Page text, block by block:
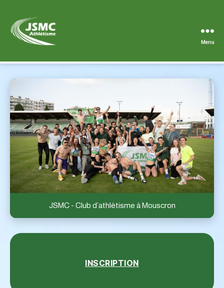
Menu
JSMC – Club d’athlétisme à Mouscron
INSCRIPTION